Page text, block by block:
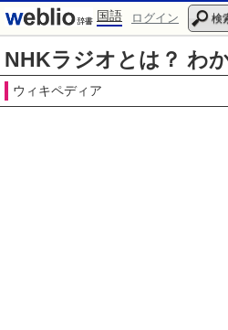
国語 ログイン 検
NHKラジオとは？ わ
ウィキペディア